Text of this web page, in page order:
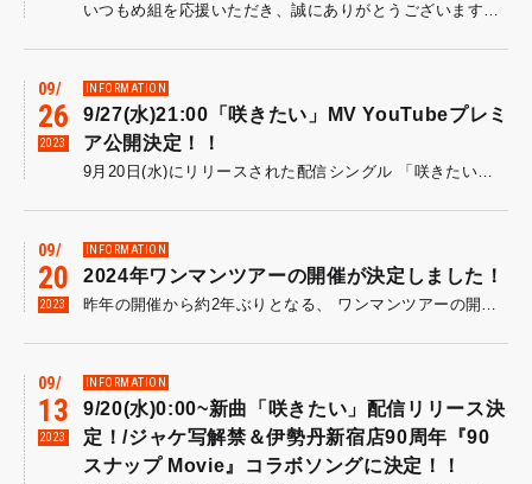
いつもめ組を応援いただき、誠にありがとうございます。 久佐賀麗(Key)および外山宰(Dr)に発熱の症状があり、 昨日病院にて診察を受けたところ両名ともにインフルエンザの診断を受けました。 その結果を受けまして、 10/7(土)に予定しておりました「MINAMI WHEEL2023」へのバンド編成での出演は見送らせて頂き、 代わりに菅原達也(Vo&Gt)ソロによる【アコースティック弾き語り編成】での公演とさせて頂くことにいたしました。 バンド編成での公演を楽しみにお待ち頂いておりました皆様、MINAMI WHEEL2023関係者の皆様には、 ご迷惑とご心配をおかけするとともに、直前の発表となりましたことをお詫び申し上げます。 なお編成変更に伴う、チケットの払い戻しはいたしません。何卒ご了承ください。 10/7(土)当日は菅原が全力でパフォーマンスを実施いたしますので、お越し頂く皆様は是非楽しみにお待ち頂ければ幸いです。 ROジャパンエージェンシー
09
26
2023
INFORMATION
9/27(水)21:00「咲きたい」MV YouTubeプレミ
ア公開決定！！
9月20日(水)にリリースされた配信シングル 「咲きたい」の MUSIC VIDEOが明日9月27日(水)21:00よりプレミア公開されることが決定しました！ プレミア公開の視聴はこちらから【9月27日(水)21:00公開！】 また、今回メインキャストを務めた、お笑いコンビ・ランジャタイの国崎和也さんより出演コメントをいただきました！ ーーーーーーー ■ランジャタイ・国崎和也さん(写真右)コメント め組のPVをとり終わったあと、打ち上げに行きました。 みんなで飲んでいると、なんだか、たまにはこうして肩を並べて飲んで、 ほんの少しだけ立ち止まってみたい、、という気持ちになりました。 でも、純情を絵に描いた様な、さんざんむなしい夜も、笑って話せる今夜はいいね…と少し思ったので、 温泉でも行こう落ちついたら仲間で行こう！と、気持ちを切り替えました。 しかし、全然 暇にならずに、時代が追いかけてきます。 『走ることから 逃げたくなってるのかなあ？』 ふと思ったので、ぼくの幼馴染の、 Wow- WowWar- WowWar tonightちゃんに電話をしました。 Wow- WowWar- WowWar foreverくんの妹でもあるWow- WowWar- WowWar tonightちゃんは、 Wow- WowWar- WowWar foreverくんとよく、 「優しさに触れることより ふりまくことで、ずっと ずっと 今までやってきた。 それでも損したなんて、思ってないから今夜も、何とか自分で自分を守れ。」 と言ってきました。 ぼくは、「Wow- WowWar- WowWar tonightちゃん、Wow- WowWar- WowWar foreverくんは元気？ Wow- WowWar- WowWar tonightちゃんとWow- WowWar- WowWar foreverくんとはよく遊んだよなあ！」と言うと、 「Hey Hey Hey！時には起こせよムーヴメント！がっかりさせない！期待に応えて！素敵に楽しい いつものオイラを捨てるよ！！！ 自分で動き出さなきゃ！何も起こらない夜に！何かを叫んで！！！自分を壊せ！」 と言ってきました。 こちらも頭にきて、大喧嘩になりました。 なにか裁判沙汰になるかもと録音しておいたので、なんとか聞き取れたのをここに記します。 『Wow- WowWar- WowWar tonight Wow- WowWar- WowWar forever Wow- WowWar- WowWar tonight Wow- WowWar- WowWar forever Getting better begin to make it better 思えば love song なんて歌ってみるとき 必ず目当ての誰かがいた様な… それでも何かの役にはたってる 人生の… 流れる景色を必ず毎晩みている 家に帰ったらひたすら眠るだけだから ほんのひとときでも自分がどれだけやったか 窓に映ってる素顔を誉めろ Wow- WowWar- WowWar tonight Wow- WowWar- WowWar forever Wow- WowWar- WowWar tonight Wow- WowWar- WowWar forever いつのまにやら仲間はきっと増えてる 明日がそっぽを向いても走りまくれよ そうしてたまには 肩を並べて飲もうよ Getting better begin to make it better Wow- WowWar- WowWar tonight Wow- WowWar- WowWar forever Wow- WowWar- WowWar tonight Wow- WowWar- WowWar forever』 それではWow- WowWar- WowWar tonightちゃん、 裁判所でお会いしましょう。 ーーーーーーー ▶▶▶め組 OFFICIAL YouTube CHANNELはコチラ◀◀◀ プレミア公開ではメンバーもチャットで参加します！！
09
20
2023
INFORMATION
2024年ワンマンツアーの開催が決定しました！
昨年の開催から約2年ぶりとなる、 ワンマンツアーの開催が決定しました！ 2024年2月名古屋から始まり、大阪、東京の3都市をまわるライブツアーを開催します。 チケットの最速先行は【本日9/20(水)21:00】よりスタート！ ぜひチェックよろしくお願いします！ 「ME-GUMI LIVE TOUR 2024 」 ■チケット：前売￥3,500（税込・ドリンク代別） オフィシャルHP先行チケット抽選 9月20日(水)21:00〜10月9日(月祝)23:59まで ▶▶▶受付はこちら ・2024年2月23日（金祝） 愛知・ 名古屋 ハートランド OPEN/START：16:30/17:00 お問い合わせ：サンデーフォークプロモーション 052-320-9100 ・2024年3月2日（土） 大阪・梅田 Zeela OPEN/START：16:30/17:00 お問い合わせ：キョードーインフォメーション 0570-200-888 ・2024年3月9日（土） 東京・渋谷 Star lounge OPEN/START：16:30/17:00 お問い合わせ：HOT STUFF PROMOTION 03-5720-9999
09
13
2023
INFORMATION
9/20(水)0:00~新曲「咲きたい」配信リリース決
定！/ジャケ写解禁＆伊勢丹新宿店90周年『90
スナップ Movie』コラボソングに決定！！